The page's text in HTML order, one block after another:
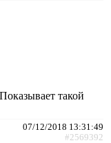
такой
07/12/2018 13:31:49
#2569392